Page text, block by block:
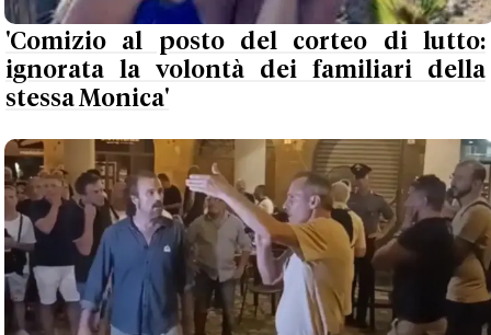
'Comizio al posto del corteo di lutto:
ignorata la volontà dei familiari della
stessa Monica'